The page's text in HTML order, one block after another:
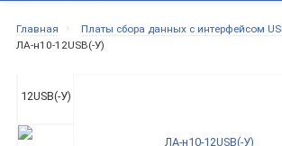
Главная
Платы сбора данных с интерфейсом
ЛА-н10-12USB(-У)